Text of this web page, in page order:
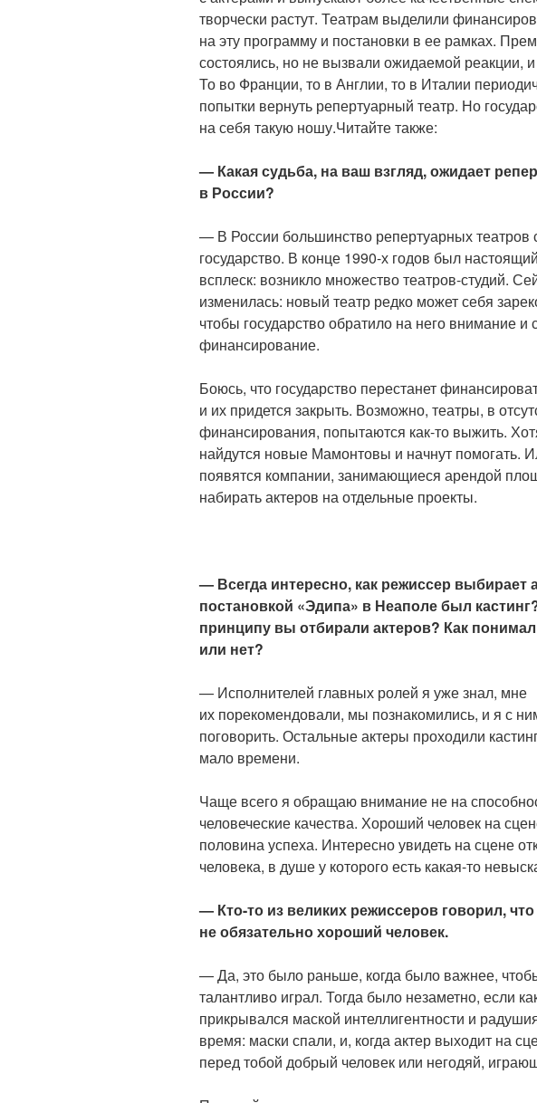
творчески растут. Театрам выделили
на эту программу и постановки в ее рамках.
состоялись, но не вызвали ожидаемой реакции,
То во Франции, то в Англии, то в Италии
попытки вернуть репертуарный театр. Но
на себя такую ношу.Читайте также:
— Какая судьба, на ваш взгляд, ожидает
в России?
— В России большинство репертуарных театров
государство. В конце 1990-х годов был
всплеск: возникло множество театров-студий.
изменилась: новый театр редко может себя
чтобы государство обратило на него внимание
финансирование.
Боюсь, что государство перестанет
и их придется закрыть. Возможно, театры, в
финансирования, попытаются как-то выжить.
найдутся новые Мамонтовы и начнут помогать.
появятся компании, занимающиеся арендой
набирать актеров на отдельные проекты.
— Всегда интересно, как режиссер выбирает
постановкой «Эдипа» в Неаполе был
принципу вы отбирали актеров? Как
или нет?
— Исполнителей главных ролей я уже знал, мне
их порекомендовали, мы познакомились, и я с
поговорить. Остальные актеры проходили
мало времени.
Чаще всего я обращаю внимание не на
человеческие качества. Хороший человек на
половина успеха. Интересно увидеть на сцене
человека, в душе у которого есть какая-то
— Кто-то из великих режиссеров говорил,
не обязательно хороший человек.
— Да, это было раньше, когда было важнее,
талантливо играл. Тогда было незаметно, если
прикрывался маской интеллигентности и
время: маски спали, и, когда актер выходит на
перед тобой добрый человек или негодяй,